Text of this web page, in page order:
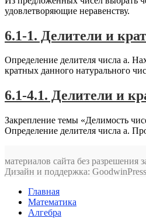
удовлетворяющие неравенству.
6.1-1. Делители и
Определение делителя числа а.
кратных данного натурального
6.1-4.1. Делители и
Закрепление темы «Делимость
Определение делителя числа а.
материалов сайта без разрешения
Дизайн и поддержка:
Главная
Математика
Алгебра